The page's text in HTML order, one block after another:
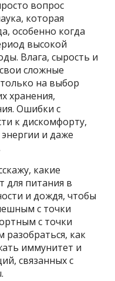
вопрос
которая
особенно когда
высокой
Влага, сырость и
сложные
на выбор
хранения,
Ошибки с
к дискомфорту,
и даже
какие
для питания в
и дождя, чтобы
с точки
с точки
разобраться, как
иммунитет и
связанных с